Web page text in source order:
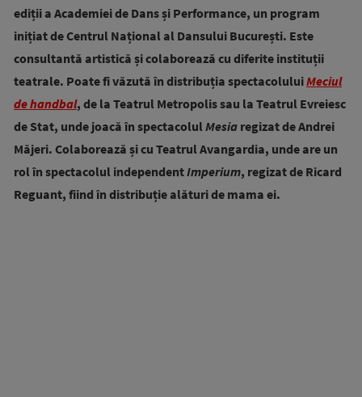
ediții a Academiei de Dans și Performance, un program
inițiat de Centrul Național al Dansului București. Este
consultantă artistică și colaborează cu diferite instituții
teatrale. Poate fi văzută în distribuția spectacoluluiMeciul
de handbal, de la Teatrul Metropolis sau la Teatrul Evreiesc
de Stat, unde joacă în spectacolulMesia regizat de Andrei
Măjeri. Colaborează și cu Teatrul Avangardia, unde are un
rol în spectacolul independentImperium, regizat de Ricard
Reguant, fiind în distribuție alături de mama ei.